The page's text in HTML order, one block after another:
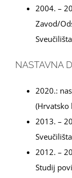
2004. –
Zavod/
NASTAVNA
2020.:
(Hrvatsko
2013. –
2012. –
Studij